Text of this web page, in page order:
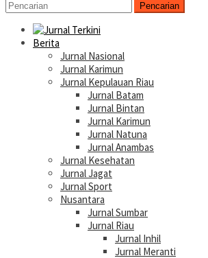
Pencarian
Berita
Jurnal Nasional
Jurnal Karimun
Jurnal Kepulauan Riau
Jurnal Batam
Jurnal Bintan
Jurnal Karimun
Jurnal Natuna
Jurnal Anambas
Jurnal Kesehatan
Jurnal Jagat
Jurnal Sport
Nusantara
Jurnal Sumbar
Jurnal Riau
Jurnal Inhil
Jurnal Meranti